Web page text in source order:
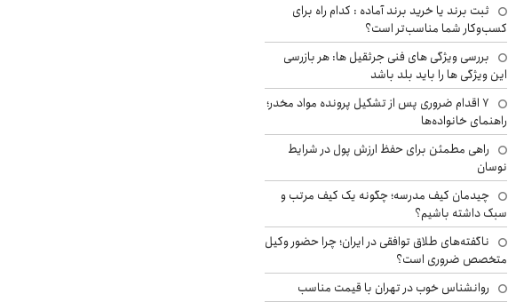
ثبت برند یا خرید برند آماده : کدام راه برای
کسب‌وکار شما مناسب‌تر است؟
بررسی ویژگی های فنی جرثقیل ها: هر بازرسی
این ویژگی ها را باید بلد باشد
۷ اقدام ضروری پس از تشکیل پرونده مواد مخدر؛
راهنمای خانواده‌ها
راهی مطمئن برای حفظ ارزش پول در شرایط
نوسان
چیدمان کیف مدرسه؛ چگونه یک کیف مرتب و
سبک داشته باشیم؟
ناگفته‌های طلاق توافقی در ایران؛ چرا حضور وکیل
متخصص ضروری است؟
روانشناس خوب در تهران با قیمت مناسب